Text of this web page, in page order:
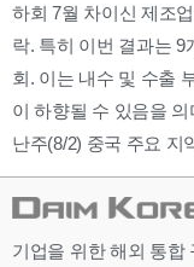
하회 7월 차이신 제조
락. 특히 이번 결과는 9
회. 이는 내수 및 수출
이 하향될 수 있음을
난주(8/2) 중국 주요
기업을 위한 해외 통합